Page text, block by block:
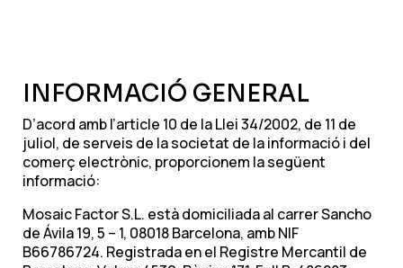
INFORMACIÓ GENERAL
D’acord amb l’article 10 de la Llei 34/2002, de 11 de
juliol, de serveis de la societat de la informació i del
comerç electrònic, proporcionem la següent
informació:
Mosaic Factor S.L. està domiciliada al carrer Sancho
de Ávila 19, 5 – 1, 08018 Barcelona, amb NIF
B66786724. Registrada en el Registre Mercantil de